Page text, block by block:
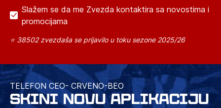
Slažem se da me Zvezda kontaktira sa novostima i
promocijama
⭐ 38502 zvezdaša se prijavilo u toku sezone 2025/26
TELEFON CEO- CRVENO-BEO
SKINI NOVU APLIKACIJU